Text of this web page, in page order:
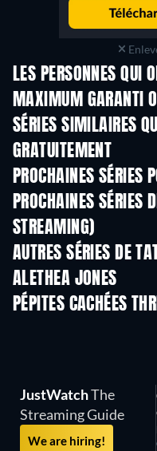
LES PERSONNES QUI
MAXIMUM GARANTI
Série
SÉRIES SIMILAIRES
GRATUITEMENTSérie
PROCHAINES SÉRIES
Série
PROCHAINES SÉRIES
STREAMING)Saison 6
AUTRES SÉRIES DE
ALETHEA JONES
Série
PÉPITES CACHÉES
JustWatchThe
Streaming Guide
We are hiring!